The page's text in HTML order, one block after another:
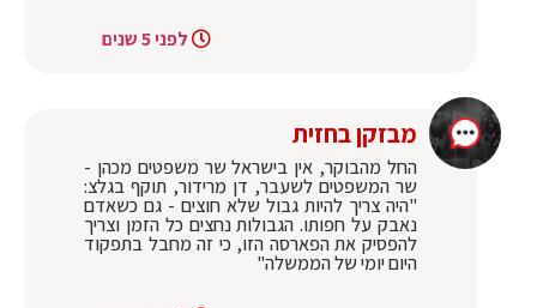
לפני 5 שנים
מבזקן בחזית
‏החל מהבוקר, אין בישראל שר משפטים מכהן -
שר המשפטים לשעבר, דן מרידור, תוקף בגלצ:
"היה צריך להיות גבול שלא חוצים - גם כשאדם
נאבק על חפותו. הגבולות נחצים כל הזמן וצריך
להפסיק את הפארסה הזו, כי זה מחבל בתפקוד
היום יומי של הממשלה"